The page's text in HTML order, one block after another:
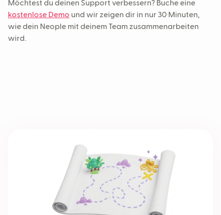
Möchtest du deinen Support verbessern? Buche eine
kostenlose Demo und wir zeigen dir in nur 30 Minuten,
wie dein Neople mit deinem Team zusammenarbeiten
wird.